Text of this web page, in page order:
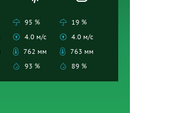
95 %
4.0 м/с
762 мм
93 %
19 %
4.0 м/с
763 мм
89 %